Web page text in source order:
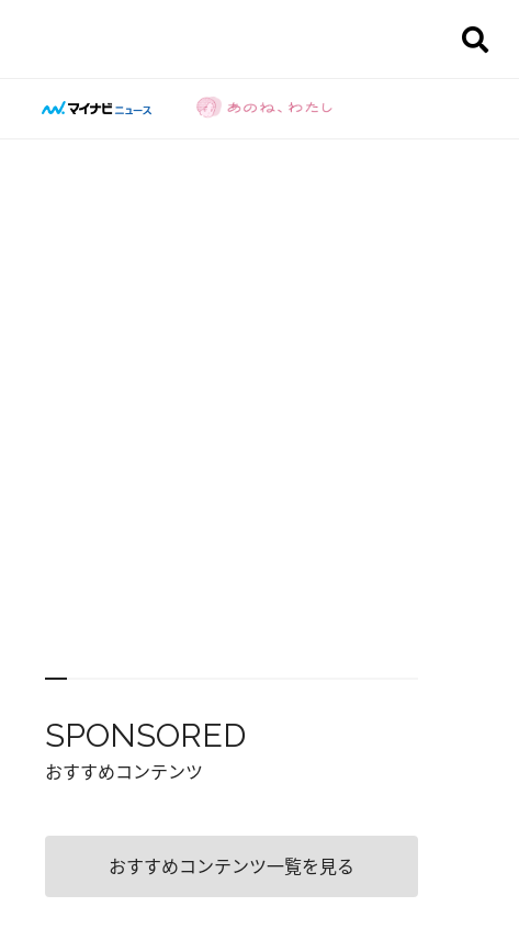
SPONSORED
おすすめコンテンツ
おすすめコンテンツ一覧を見る